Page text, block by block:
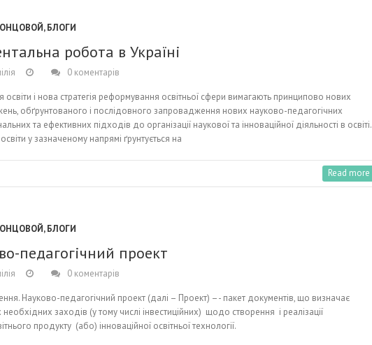
,БЛОГИ
робота в Україні
0 коментарів
освіти і нова стратегія реформування освітньої сфери вимагають принципово нових
обґрунтованого і послідовного запровадження нових науково-педагогічних
та ефективних підходів до організації наукової та інноваційної діяльності в освіті.
у зазначеному напрямі ґрунтується на
Read more
,БЛОГИ
педагогічний проект
0 коментарів
Науково-педагогічний проект (далі – Проект) –- пакет документів, що визначає
необхідних заходів (у тому числі інвестиційних) щодо створення і реалізації
продукту (або) інноваційної освітньої технології.